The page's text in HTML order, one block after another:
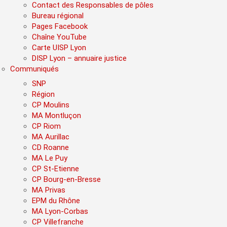
Contact des Responsables de pôles
Bureau régional
Pages Facebook
Chaîne YouTube
Carte UISP Lyon
DISP Lyon – annuaire justice
Communiqués
SNP
Région
CP Moulins
MA Montluçon
CP Riom
MA Aurillac
CD Roanne
MA Le Puy
CP St-Etienne
CP Bourg-en-Bresse
MA Privas
EPM du Rhône
MA Lyon-Corbas
CP Villefranche